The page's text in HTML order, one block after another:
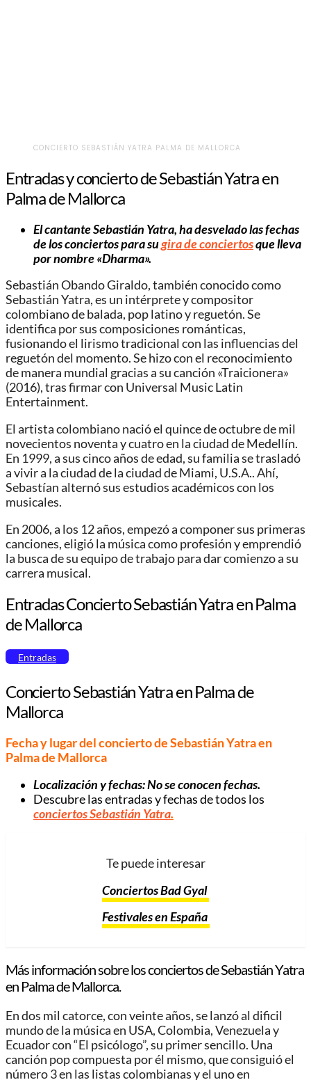
CONCIERTO SEBASTIÁN YATRA PALMA DE MALLORCA
Entradas y concierto de Sebastián Yatra en
Palma de Mallorca
El cantante Sebastián Yatra, ha desvelado las fechas
de los conciertos para sugira de conciertosque lleva
por nombre «Dharma».
Sebastián Obando Giraldo, también conocido como
Sebastián Yatra, es un intérprete y compositor
colombiano de balada, pop latino y reguetón. Se
identifica por sus composiciones románticas,
fusionando el lirismo tradicional con las influencias del
reguetón del momento. Se hizo con el reconocimiento
de manera mundial gracias a su canción «Traicionera»
(2016), tras firmar con Universal Music Latin
Entertainment.
El artista colombiano nació el quince de octubre de mil
novecientos noventa y cuatro en la ciudad de Medellín.
En 1999, a sus cinco años de edad, su familia se trasladó
a vivir a la ciudad de la ciudad de Miami, U.S.A.. Ahí,
Sebastían alternó sus estudios académicos con los
musicales.
En 2006, a los 12 años, empezó a componer sus primeras
canciones, eligió la música como profesión y emprendió
la busca de su equipo de trabajo para dar comienzo a su
carrera musical.
Entradas Concierto Sebastián Yatra en Palma
de Mallorca
Entradas
Concierto Sebastián Yatra en Palma de
Mallorca
Fecha y lugar del concierto de Sebastián Yatra en
Palma de Mallorca
Localización y fechas: No se conocen fechas.
Descubre las entradas y fechas de todos los
conciertos Sebastián Yatra.
Te puede interesar
Conciertos Bad Gyal
Festivales en España
Más información sobre los conciertos de Sebastián Yatra
en Palma de Mallorca.
En dos mil catorce, con veinte años, se lanzó al dificil
mundo de la música en USA, Colombia, Venezuela y
Ecuador con “El psicólogo”, su primer sencillo. Una
canción pop compuesta por él mismo, que consiguió el
número 3 en las listas colombianas y el uno en